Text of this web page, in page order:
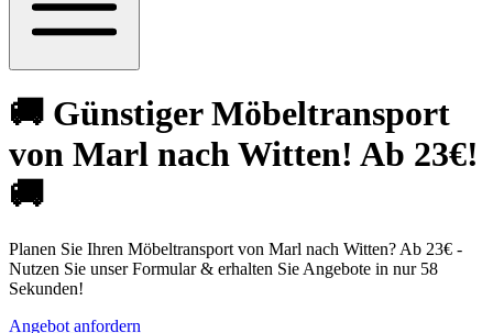
🚚 Günstiger Möbeltransport
von Marl nach Witten! Ab 23€!
🚚
Planen Sie Ihren Möbeltransport von Marl nach Witten? Ab 23€ -
Nutzen Sie unser Formular & erhalten Sie Angebote in nur 58
Sekunden!
Angebot anfordern